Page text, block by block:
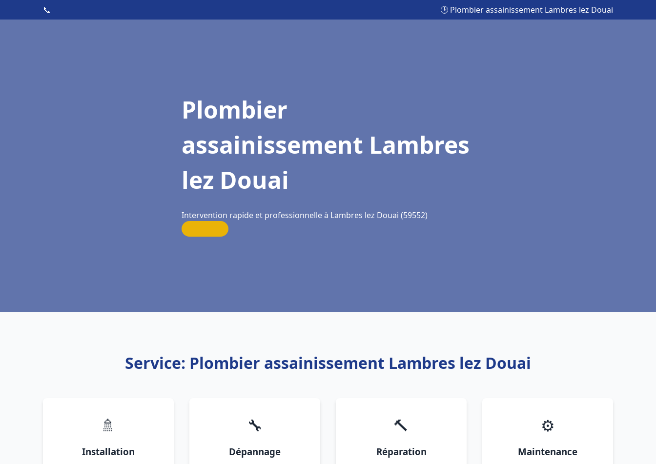
📞 🕒 Plombier assainissement Lambres lez Douai
Plombier
assainissement Lambres
lez Douai
Intervention rapide et professionnelle à Lambres lez Douai (59552)
Service: Plombier assainissement Lambres lez Douai
🚿
Installation
🔧
Dépannage
🔨
Réparation
⚙️
Maintenance